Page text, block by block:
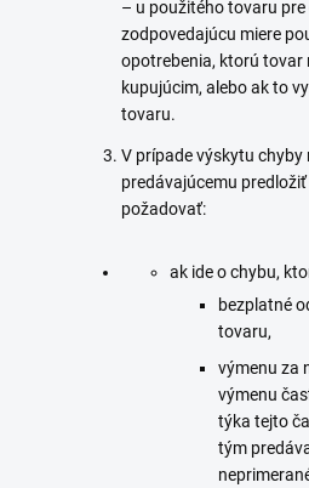
– u použitého tovaru pre
zodpovedajúcu miere
opotrebenia, ktorú tovar
kupujúcim, alebo ak to
tovaru.
V prípade výskytu chyby
predávajúcemu
požadovať:
ak ide o chybu,
bezplatné
tovaru,
výmenu za
výmenu
týka tejto
tým